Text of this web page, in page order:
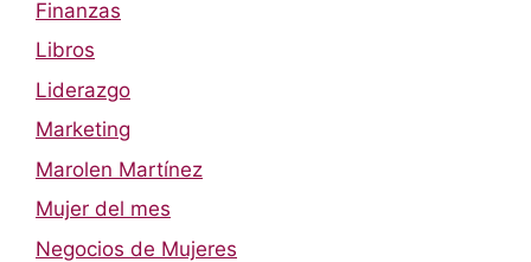
Finanzas
Libros
Liderazgo
Marketing
Marolen Martínez
Mujer del mes
Negocios de Mujeres